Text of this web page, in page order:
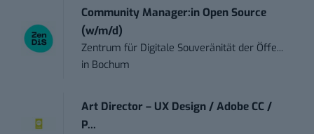
Community Manager:in Open Source
(w/m/d)
Zentrum für Digitale Souveränität der Öffe...
in Bochum
Art Director – UX Design / Adobe CC /
P...